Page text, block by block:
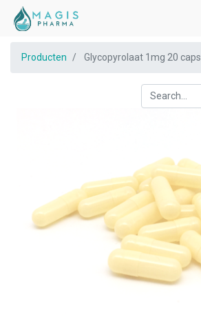
Producten Glycopyrolaat 1mg 20 caps